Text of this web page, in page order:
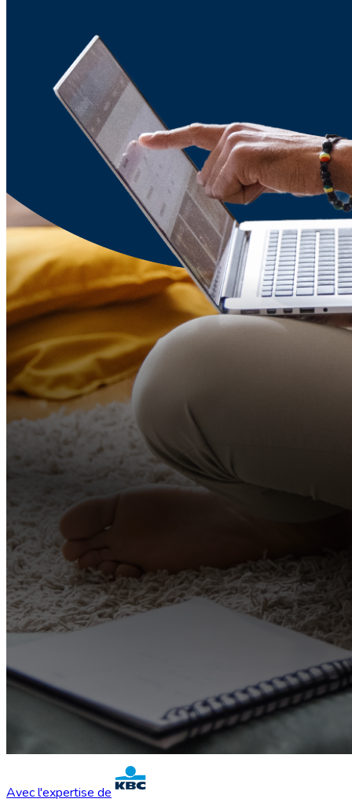
Avec l'expertise de